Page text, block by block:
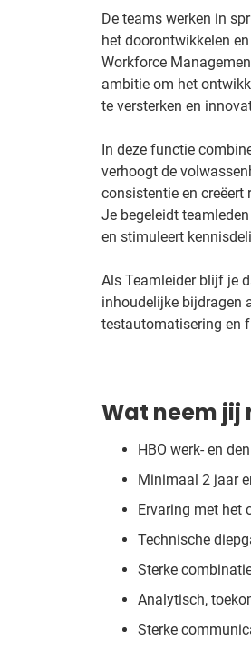
De teams werken in
het doorontwikkelen
Workforce
ambitie om het
te versterken en
In deze functie
verhoogt de
consistentie en creëert
Je begeleidt
en stimuleert
Als Teamleider blijf je
inhoudelijke bijdragen
testautomatisering en
Wat neem jij
HBO werk- en
Minimaal 2 jaar
Ervaring met het
Technische
Sterke
Analytisch,
Sterke